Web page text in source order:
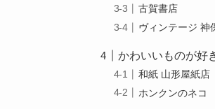
古賀書店
ヴィンテージ 神
かわいいものが好
和紙 山形屋紙店
ホンクンのネコ